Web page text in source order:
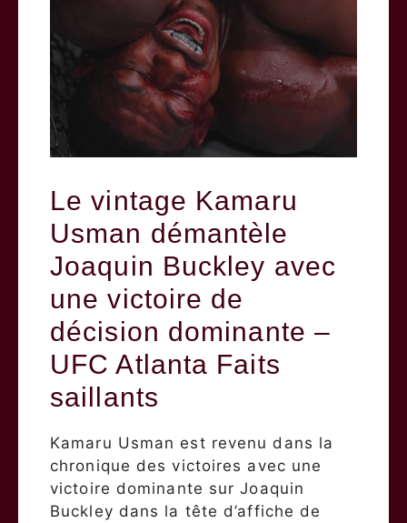
Le vintage Kamaru
Usman démantèle
Joaquin Buckley avec
une victoire de
décision dominante –
UFC Atlanta Faits
saillants
Kamaru Usman est revenu dans la
chronique des victoires avec une
victoire dominante sur Joaquin
Buckley dans la tête d’affiche de